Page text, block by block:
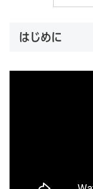
はじめに